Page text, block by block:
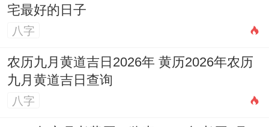
激这年全力以赴的自己。
宅最好的日子
八字
农历九月黄道吉日2026年 黄历2026年农历
九月黄道吉日查询
八字